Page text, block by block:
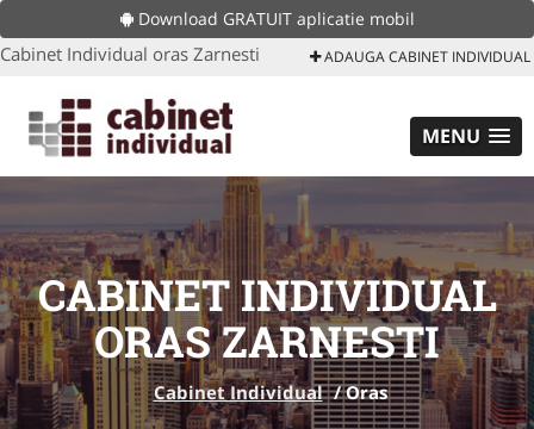
Download GRATUIT aplicatie mobil
Cabinet Individual oras Zarnesti ADAUGA CABINET INDIVIDUAL
MENU
CABINET INDIVIDUAL
ORAS ZARNESTI
Cabinet Individual /Oras